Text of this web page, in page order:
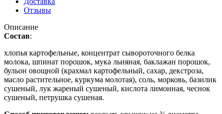
Отзывы
Описание
Состав:
хлопья картофельные, концентрат сывороточного белка
молока, шпинат порошок, мука льняная, баклажан порошок,
бульон овощной (крахмал картофельный, сахар, декстроза,
масло растительное, куркума молотая), соль, морковь, базилик
сушеный, лук жареный сушеный, кислота лимонная, чеснок
сушеный, петрушка сушеная.